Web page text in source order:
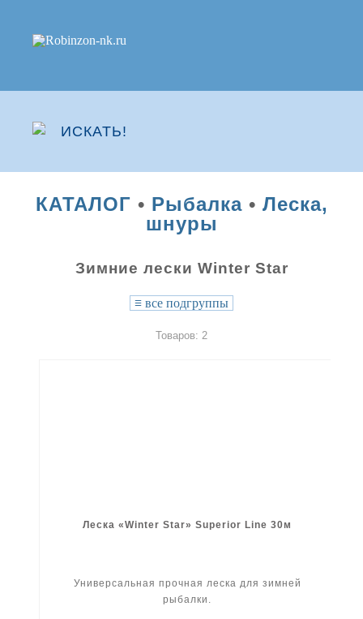
КАТАЛОГ • Рыбалка• Леска,
шнуры
Зимние лески Winter Star
≡ все подгруппы
Товаров: 2
Леска «Winter Star» Superior Line 30м
Универсальная прочная леска для зимней
рыбалки.